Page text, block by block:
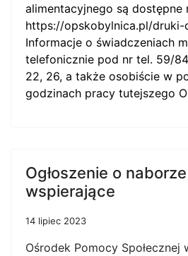
alimentacyjnego są dostępne
https://opskobylnica.pl/druki-
Informacje o świadczeniach
telefonicznie pod nr tel. 59/
22, 26, a także osobiście w
godzinach pracy tutejszego
Ogłoszenie o
wspierające
14 lipiec 2023
Ośrodek Pomocy Społecznej